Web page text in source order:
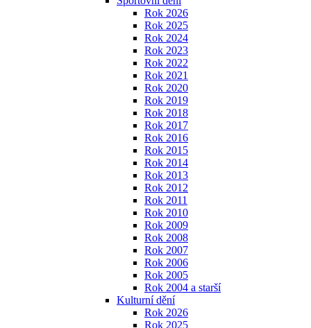
Rok 2026
Rok 2025
Rok 2024
Rok 2023
Rok 2022
Rok 2021
Rok 2020
Rok 2019
Rok 2018
Rok 2017
Rok 2016
Rok 2015
Rok 2014
Rok 2013
Rok 2012
Rok 2011
Rok 2010
Rok 2009
Rok 2008
Rok 2007
Rok 2006
Rok 2005
Rok 2004 a starší
Kulturní dění
Rok 2026
Rok 2025